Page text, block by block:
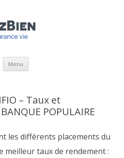
Menu Aller
– Taux et
POPULAIRE
les différents placements du
meilleur taux de rendement :